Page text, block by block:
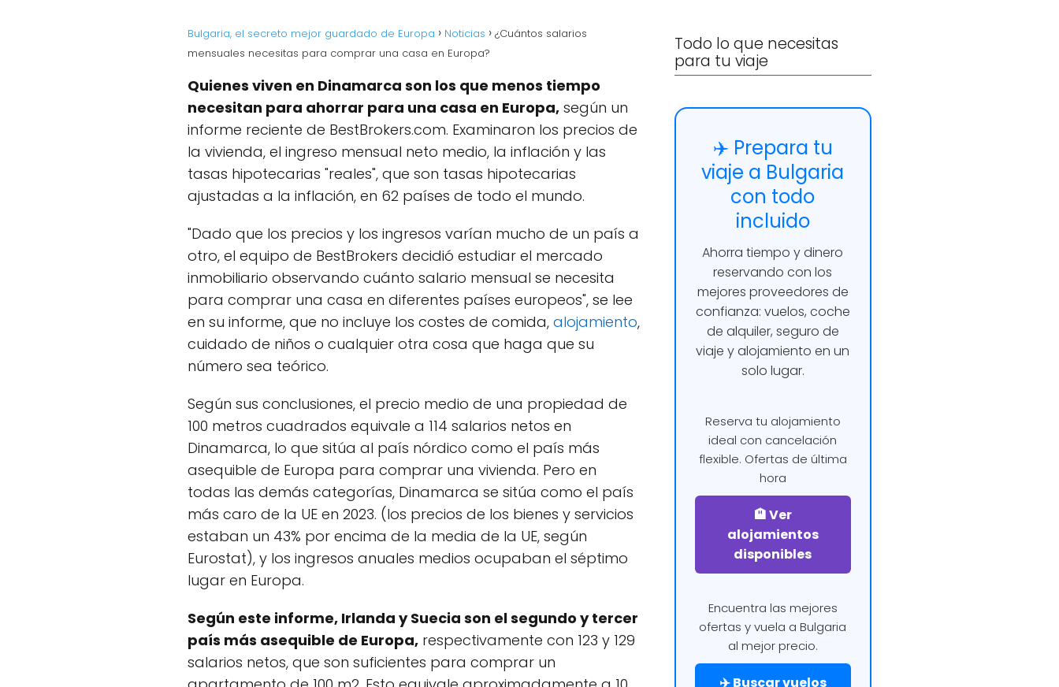
Bulgaria, el secreto mejor guardado de Europa Noticias
¿Cuántos salarios
mensuales necesitas para comprar una casa en Europa?
Quienes viven en Dinamarca son los que menos tiempo
necesitan para ahorrar para una casa en Europa, según un
informe reciente de BestBrokers.com. Examinaron los precios de
la vivienda, el ingreso mensual neto medio, la inflación y las
tasas hipotecarias "reales", que son tasas hipotecarias
ajustadas a la inflación, en 62 países de todo el mundo.
"Dado que los precios y los ingresos varían mucho de un país a
otro, el equipo de BestBrokers decidió estudiar el mercado
inmobiliario observando cuánto salario mensual se necesita
para comprar una casa en diferentes países europeos", se lee
en su informe, que no incluye los costes de comida, alojamiento,
cuidado de niños o cualquier otra cosa que haga que su
número sea teórico.
Según sus conclusiones, el precio medio de una propiedad de
100 metros cuadrados equivale a 114 salarios netos en
Dinamarca, lo que sitúa al país nórdico como el país más
asequible de Europa para comprar una vivienda. Pero en
todas las demás categorías, Dinamarca se sitúa como el país
más caro de la UE en 2023. (los precios de los bienes y servicios
estaban un 43% por encima de la media de la UE, según
Eurostat), y los ingresos anuales medios ocupaban el séptimo
lugar en Europa.
Según este informe, Irlanda y Suecia son el segundo y tercer
país más asequible de Europa, respectivamente con 123 y 129
salarios netos, que son suficientes para comprar un
Todo lo que necesitas
para tu viaje
✈️ Prepara tu
viaje a Bulgaria
con todo
incluido
Ahorra tiempo y dinero
reservando con los
mejores proveedores de
confianza: vuelos, coche
de alquiler, seguro de
viaje y alojamiento en un
solo lugar.
Reserva tu alojamiento
ideal con cancelación
flexible. Ofertas de última
hora
🏨 Ver
alojamientos
disponibles
Encuentra las mejores
ofertas y vuela a Bulgaria
al mejor precio.
✈️ Buscar vuelos